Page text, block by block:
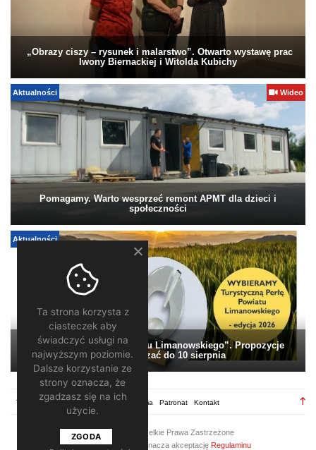
„Obrazy ciszy – rysunek i malarstwo”. Otwarto wystawę prac
Iwony Biernackiej i Witolda Kubichy
Aktualności Wideo
Pomagamy. Warto wesprzeć remont APMT dla dzieci i
społeczności
Aktualności
„Turystyczna Perła Powiatu Limanowskiego”. Propozycje
można zgłaszać do 10 sierpnia
Regulamin Redakcja Reklama Patronat Kontakt
2026 ©
/ Wszelkie Prawa Zastrzeżone
Korzystanie z portalu oznacza akceptację Regulaminu
Ta strona korzysta z
ciasteczek aby
świadczyć usługi na
najwyższym poziomie.
Dalsze korzystanie ze
strony oznacza, że
zgadzasz się na ich
użycie.
ZGODA